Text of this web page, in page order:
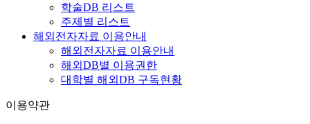
학술DB 리스트
주제별 리스트
해외전자자료 이용안내
해외전자자료 이용안내
해외DB별 이용권한
대학별 해외DB 구독현황
이용약관